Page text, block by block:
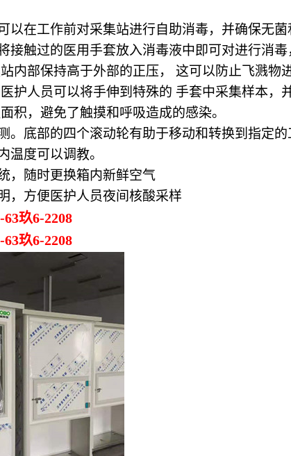
以在工作前对采集站进行自助消毒，并确保无菌
接触过的医用手套放入消毒液中即可对进行消
内部保持高于外部的正压， 这可以防止飞溅物
护人员可以将手伸到特殊的 手套中采集样本
积，避免了触摸和呼吸造成的感染。
。底部的四个滚动轮有助于移动和转换到指定
温度可以调教。
，随时更换箱内新鲜空气
，方便医护人员夜间核酸采样
玖6-2208
玖6-2208